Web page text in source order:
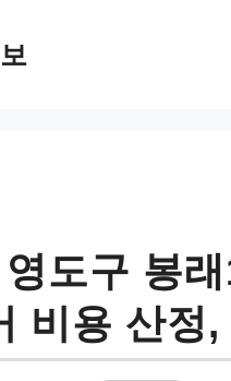
도구 봉
비용 산정